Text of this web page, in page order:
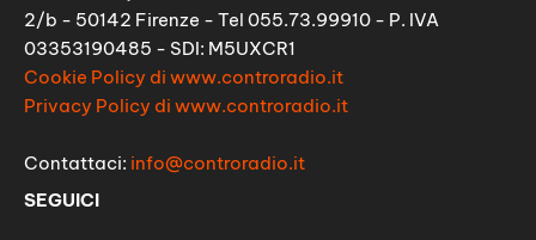
2/b - 50142 Firenze - Tel 055.73.99910 - P. IVA
03353190485 - SDI: M5UXCR1
Cookie Policy di www.controradio.it
Privacy Policy di www.controradio.it
Contattaci: info@controradio.it
SEGUICI